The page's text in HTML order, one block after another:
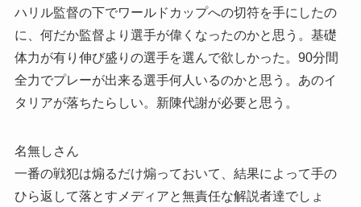
ハリル監督の下でワールドカップへの切符を手にしたの
に、何だか監督より選手が偉くなったのかと思う。基礎
体力が有り伸び盛りの選手を選んで欲しかった。90分間
全力でプレーが出来る選手何人いるのかと思う。あのイ
タリアが落ちたらしい。新陳代謝が必要と思う。
名無しさん
一番の戦犯は煽るだけ煽っておいて、結果によって手の
ひら返して落とすメディアと無責任な解説者達でしょ